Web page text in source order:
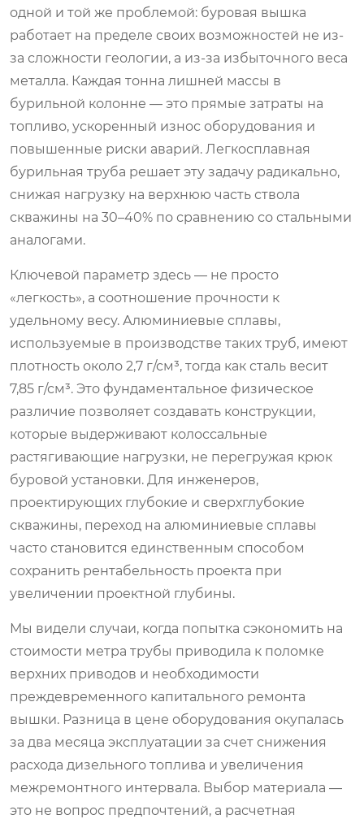
одной и той же проблемой: буровая вышка
работает на пределе своих возможностей не из-
за сложности геологии, а из-за избыточного веса
металла. Каждая тонна лишней массы в
бурильной колонне — это прямые затраты на
топливо, ускоренный износ оборудования и
повышенные риски аварий. Легкосплавная
бурильная труба решает эту задачу радикально,
снижая нагрузку на верхнюю часть ствола
скважины на 30–40% по сравнению со стальными
аналогами.
Ключевой параметр здесь — не просто
«легкость», а соотношение прочности к
удельному весу. Алюминиевые сплавы,
используемые в производстве таких труб, имеют
плотность около 2,7 г/см³, тогда как сталь весит
7,85 г/см³. Это фундаментальное физическое
различие позволяет создавать конструкции,
которые выдерживают колоссальные
растягивающие нагрузки, не перегружая крюк
буровой установки. Для инженеров,
проектирующих глубокие и сверхглубокие
скважины, переход на алюминиевые сплавы
часто становится единственным способом
сохранить рентабельность проекта при
увеличении проектной глубины.
Мы видели случаи, когда попытка сэкономить на
стоимости метра трубы приводила к поломке
верхних приводов и необходимости
преждевременного капитального ремонта
вышки. Разница в цене оборудования окупалась
за два месяца эксплуатации за счет снижения
расхода дизельного топлива и увеличения
межремонтного интервала. Выбор материала —
это не вопрос предпочтений, а расчетная